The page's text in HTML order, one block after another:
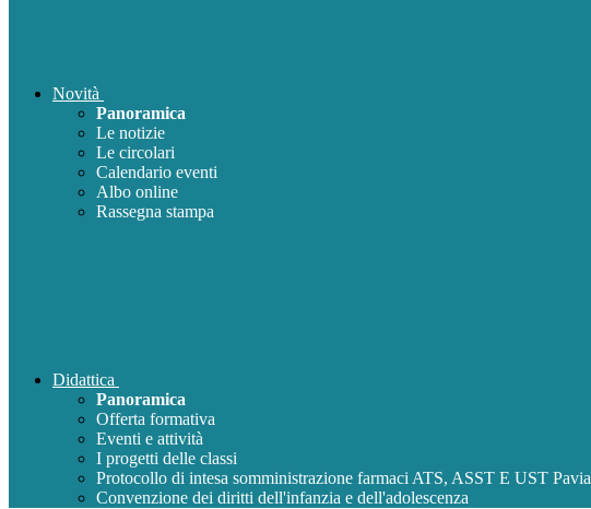
Novità
Panoramica
Le notizie
Le circolari
Calendario eventi
Albo online
Rassegna stampa
Didattica
Panoramica
Offerta formativa
Eventi e attività
I progetti delle classi
Protocollo di intesa somministrazione farmaci ATS, ASST E UST Pavia
Convenzione dei diritti dell'infanzia e dell'adolescenza